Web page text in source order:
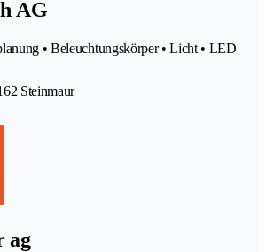
AG
• Beleuchtungskörper • Licht • LED
Steinmaur
ag